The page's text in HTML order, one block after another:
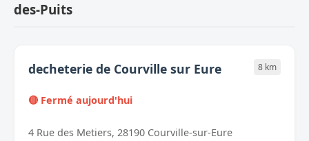
des-Puits
decheterie de Courville sur Eure 8 km
🔴 Fermé aujourd'hui
4 Rue des Metiers, 28190 Courville-sur-Eure